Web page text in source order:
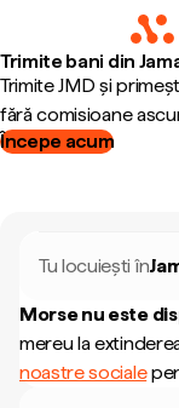
Trimite bani din
Trimite JMD și
fără comisioane
Începe acum
Tu locuiești în
Morse nu este
mereu la
noastre sociale